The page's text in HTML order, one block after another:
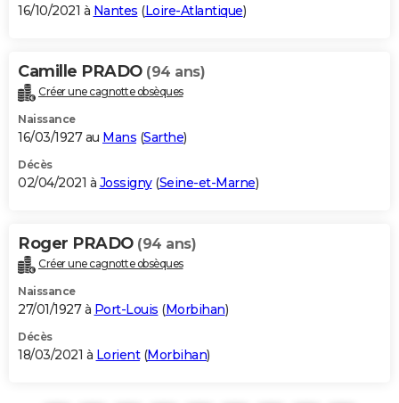
16/10/2021 à Nantes (Loire-Atlantique)
Camille PRADO (94 ans)
Créer une cagnotte obsèques
Naissance
16/03/1927 au Mans (Sarthe)
Décès
02/04/2021 à Jossigny(Seine-et-Marne)
Roger PRADO (94 ans)
Créer une cagnotte obsèques
Naissance
27/01/1927 à Port-Louis (Morbihan)
Décès
18/03/2021 à Lorient(Morbihan)